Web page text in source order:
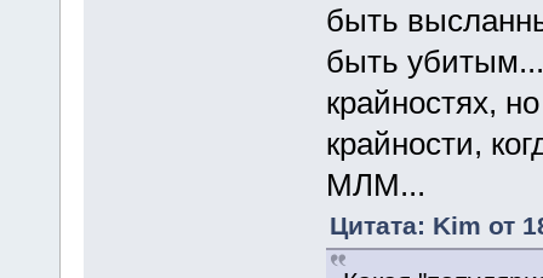
быть
быть убитым...
крайностях,
крайности,
МЛМ...
Цитата: Kim от